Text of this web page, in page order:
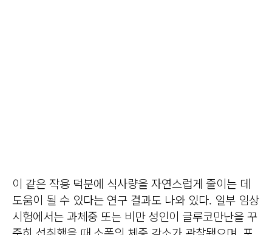
이 같은 작용 덕분에 식사량을 자연스럽게 줄이는 데
도움이 될 수 있다는 연구 결과도 나와 있다. 일부 임상
시험에서는 과체중 또는 비만 성인이 글루코만난을 꾸